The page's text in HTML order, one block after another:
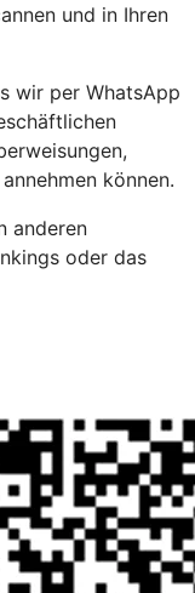
und in Ihren
wir per WhatsApp
können.
anderen
oder das